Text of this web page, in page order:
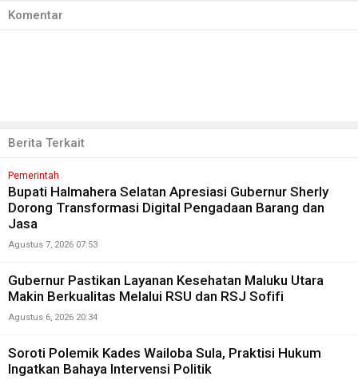
Komentar
Berita Terkait
Pemerintah
Bupati Halmahera Selatan Apresiasi Gubernur Sherly
Dorong Transformasi Digital Pengadaan Barang dan
Jasa
Agustus 7, 2026 07:53
Gubernur Pastikan Layanan Kesehatan Maluku Utara
Makin Berkualitas Melalui RSU dan RSJ Sofifi
Agustus 6, 2026 20:34
Soroti Polemik Kades Wailoba Sula, Praktisi Hukum
Ingatkan Bahaya Intervensi Politik